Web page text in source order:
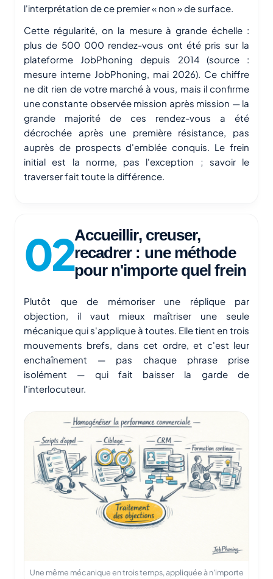
l'interprétation de ce premier « non » de surface.
Cette régularité, on la mesure à grande échelle :
plus de 500 000 rendez-vous ont été pris sur la
plateforme JobPhoning depuis 2014 (source :
mesure interne JobPhoning, mai 2026). Ce chiffre
ne dit rien de votre marché à vous, mais il confirme
une constante observée mission après mission — la
grande majorité de ces rendez-vous a été
décrochée après une première résistance, pas
auprès de prospects d'emblée conquis. Le frein
initial est la norme, pas l'exception ; savoir le
traverser fait toute la différence.
Accueillir, creuser,
recadrer : une méthode
pour n'importe quel frein
Plutôt que de mémoriser une réplique par
objection, il vaut mieux maîtriser une seule
mécanique qui s'applique à toutes. Elle tient en trois
mouvements brefs, dans cet ordre, et c'est leur
enchaînement — pas chaque phrase prise
isolément — qui fait baisser la garde de
l'interlocuteur.
Une même mécanique en trois temps, appliquée à n'importe